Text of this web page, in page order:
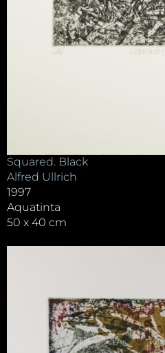
Squared. Black
Alfred Ullrich
1997
Aquatinta
50 x 40 cm